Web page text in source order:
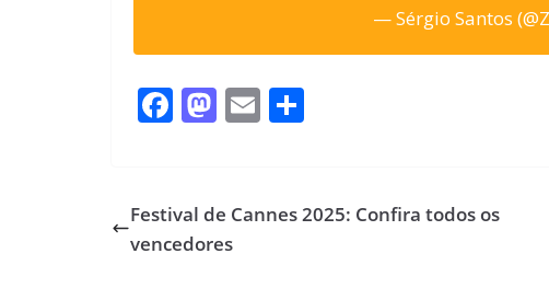
— Sérgio Santos
F
ac
b
o
M
as
d
o
E
m
l e
Festival de Cannes 2025: Confira todos os
vencedores